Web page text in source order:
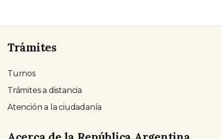
Trámites
Turnos
Trámites a distancia
Atención a la ciudadanía